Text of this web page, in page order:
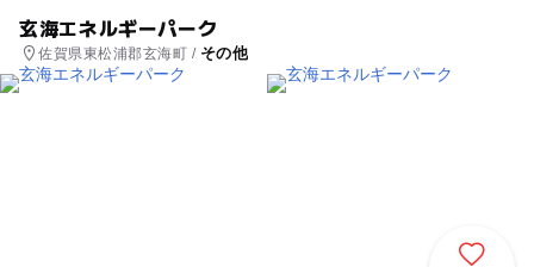
玄海エネルギーパーク
佐賀県東松浦郡玄海町 / その他